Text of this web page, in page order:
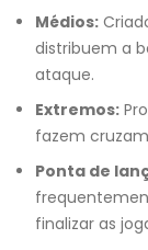
Médios:
distribuem a
ataque.
Extremos:
fazem
Ponta de
finalizar as